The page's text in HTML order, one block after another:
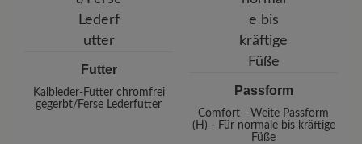
Futter
Kalbleder-Futter chromfrei
gegerbt/Ferse Lederfutter
Passform
Comfort - Weite Passform
(H) - Für normale bis kräftige
Füße